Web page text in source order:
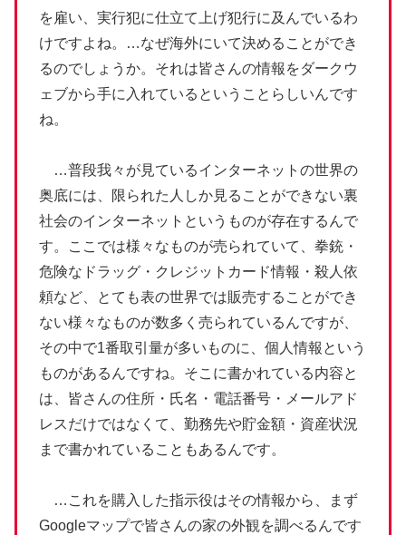
を雇い、実行犯に仕立て上げ犯行に及んでいるわ
けですよね。…なぜ海外にいて決めることができ
るのでしょうか。それは皆さんの情報をダークウ
ェブから手に入れているということらしいんです
ね。
…普段我々が見ているインターネットの世界の
奥底には、限られた人しか見ることができない裏
社会のインターネットというものが存在するんで
す。ここでは様々なものが売られていて、拳銃・
危険なドラッグ・クレジットカード情報・殺人依
頼など、とても表の世界では販売することができ
ない様々なものが数多く売られているんですが、
その中で1番取引量が多いものに、個人情報という
ものがあるんですね。そこに書かれている内容と
は、皆さんの住所・氏名・電話番号・メールアド
レスだけではなくて、勤務先や貯金額・資産状況
まで書かれていることもあるんです。
…これを購入した指示役はその情報から、まず
Googleマップで皆さんの家の外観を調べるんです